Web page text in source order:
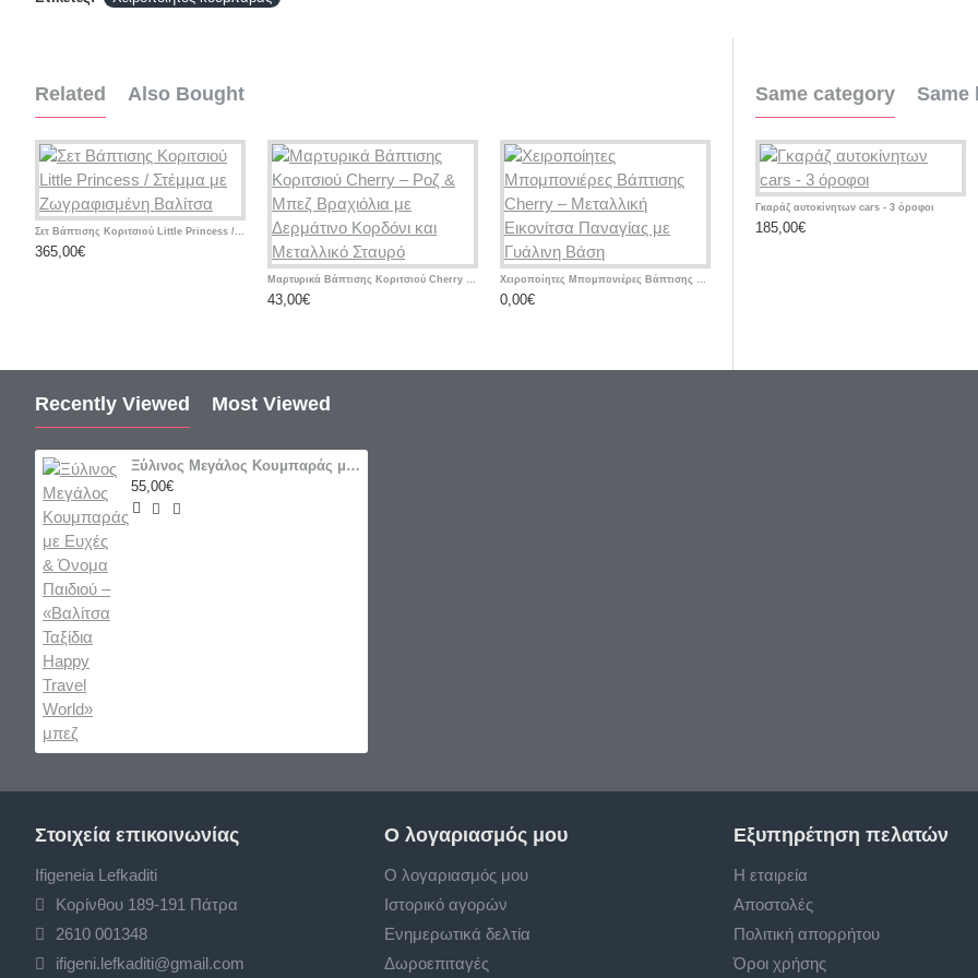
Related Also Bought
Σετ Βάπτισης Κοριτσιού Little Princess / Στέμμα με Ζωγραφισμένη Βαλίτσα
365,00€
Μαρτυρικά Βάπτισης Κοριτσιού Cherry – Ροζ & Μπεζ Βραχιόλια με Δερμάτινο Κορδόνι και Μεταλλικό Σταυρό
43,00€
Χειροποίητες Μπομπονιέρες Βάπτισης Cherry – Μεταλλική Εικονίτσα Παναγίας με Γυάλινη Βάση
0,00€
Same category Same
Γκαράζ αυτοκίνητων cars - 3 όροφοι
185,00€
Recently Viewed Most Viewed
Ξύλινος Μεγάλος Κουμπαράς με Ευχές & Όνομα Παιδιού – «Βαλίτσα Ταξίδια Happy Travel World» μπεζ
55,00€
Στοιχεία επικοινωνίας
Ifigeneia Lefkaditi
Κορίνθου 189-191 Πάτρα
2610 001348
ifigeni.lefkaditi@gmail.com
Ο λογαριασμός μου
Ο λογαριασμός μου
Ιστορικό αγορών
Ενημερωτικά δελτία
Δωροεπιταγές
Εξυπηρέτηση πελατών
Η εταιρεία
Αποστολές
Πολιτική απορρήτου
Όροι χρήσης